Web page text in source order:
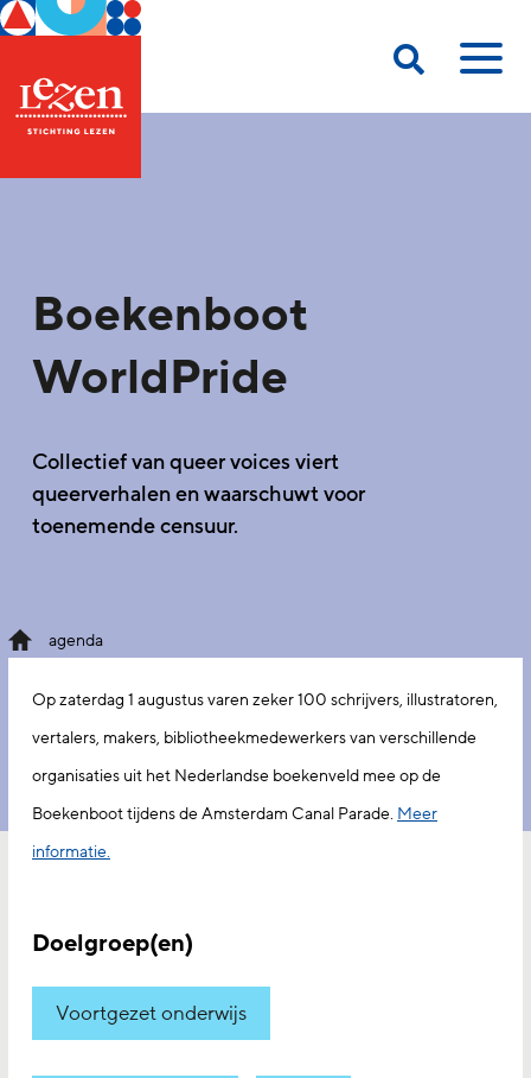
Boekenboot
WorldPride
Collectief van queer voices viert
queerverhalen en waarschuwt voor
toenemende censuur.
agenda
Op zaterdag 1 augustus varen zeker 100 schrijvers, illustratoren,
vertalers, makers, bibliotheekmedewerkers van verschillende
organisaties uit het Nederlandse boekenveld mee op de
Boekenboot tijdens de Amsterdam Canal Parade. Meer
informatie.
Doelgroep(en)
Voortgezet onderwijs